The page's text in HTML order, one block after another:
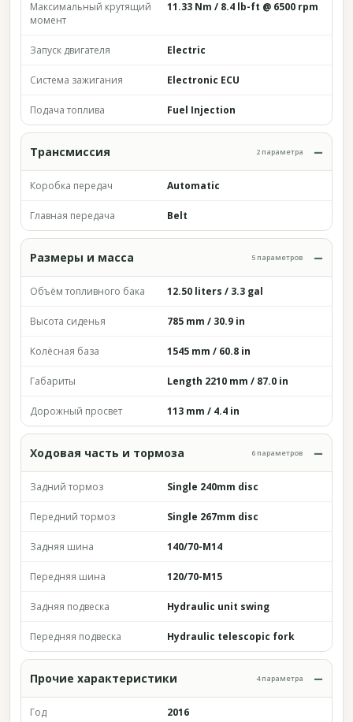
Максимальный крутящий
момент
11.33 Nm / 8.4 lb-ft @ 6500 rpm
Запуск двигателя Electric
Система зажигания Electronic ECU
Подача топлива Fuel Injection
Трансмиссия 2 параметра
Коробка передач Automatic
Главная передача Belt
Размеры и масса 5 параметров
Объём топливного бака 12.50 liters / 3.3 gal
Высота сиденья 785 mm / 30.9 in
Колёсная база 1545 mm / 60.8 in
Габариты Length 2210 mm / 87.0 in
Дорожный просвет 113 mm / 4.4 in
Ходовая часть и тормоза 6 параметров
Задний тормоз Single 240mm disc
Передний тормоз Single 267mm disc
Задняя шина 140/70-M14
Передняя шина 120/70-M15
Задняя подвеска Hydraulic unit swing
Передняя подвеска Hydraulic telescopic fork
Прочие характеристики 4 параметра
Год 2016